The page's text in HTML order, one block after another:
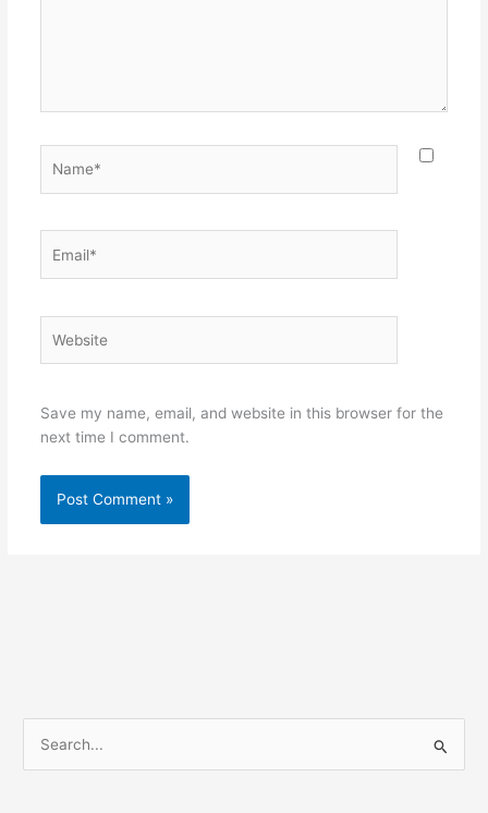
Save my name, email, and website in this browser for the
next time I comment.